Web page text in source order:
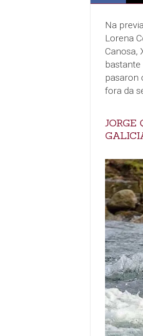
Na
Lorena
Canosa,
pasaron
fora da
JORGE